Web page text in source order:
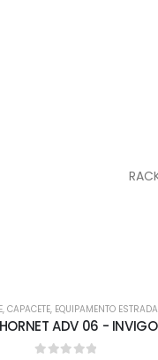
, CAPACETE, EQUIPAMENTO ESTRADA